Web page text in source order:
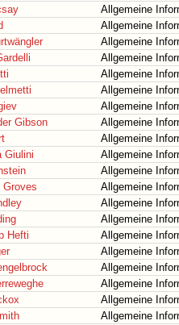
Allgemeine
Allgemeine
Allgemeine
Allgemeine
Allgemeine
Allgemeine
Allgemeine
Gibson
Allgemeine
Allgemeine
Giulini
Allgemeine
Allgemeine
Groves
Allgemeine
Allgemeine
Allgemeine
Hefti
Allgemeine
Allgemeine
Allgemeine
Allgemeine
Allgemeine
Allgemeine